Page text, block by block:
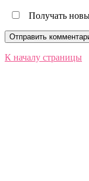
Получать
К началу страницы